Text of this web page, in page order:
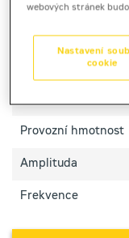
Výkon motoru
Provozní hmotnost
Amplituda
Frekvence
webových stránek
Nastavení
cookie